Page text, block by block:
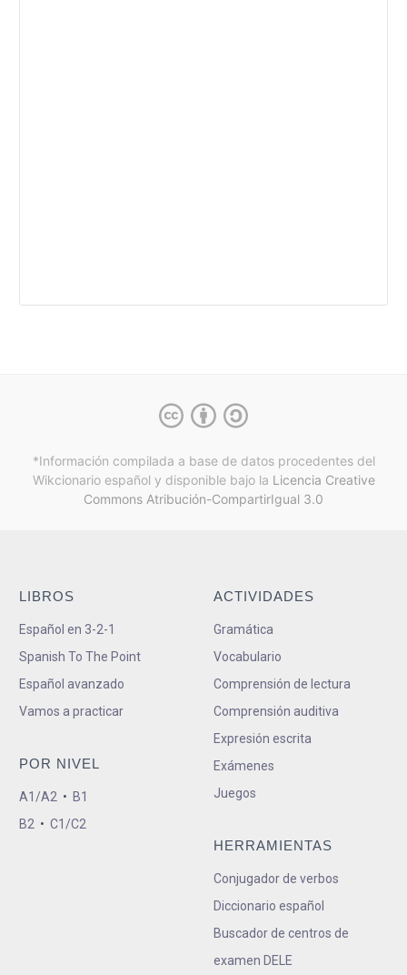
*Información compilada a base de datos procedentes del
Wikcionario español y disponible bajo la Licencia Creative
Commons Atribución-CompartirIgual 3.0
LIBROS
Español en 3-2-1
Spanish To The Point
Español avanzado
Vamos a practicar
POR NIVEL
A1/A2 • B1
B2 • C1/C2
ACTIVIDADES
Gramática
Vocabulario
Comprensión de lectura
Comprensión auditiva
Expresión escrita
Exámenes
Juegos
HERRAMIENTAS
Conjugador de verbos
Diccionario español
Buscador de centros de
examen DELE